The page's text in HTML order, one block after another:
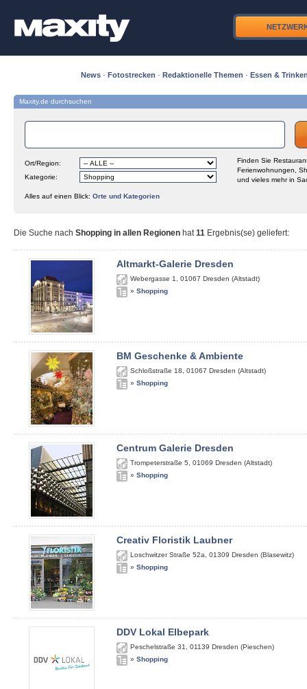
News · Fotostrecken · Redaktionelle Themen · Essen &
Maxity.de durchsuchen
Ort/Region:
Kategorie:
Finden Sie
Ferienwohnungen,
und vieles mehr in
Alles auf einen Blick: Orte und Kategorien
Die Suche nach Shopping in allen Regionen hat11 Ergebnis(se) geliefert:
Altmarkt-Galerie Dresden
Webergasse 1 01067 Dresden (Altstadt)
» Shopping
BM Geschenke & Ambiente
Schloßstraße 18 01067 Dresden (Altstadt)
» Shopping
Centrum Galerie Dresden
Trompeterstraße 5 01069 Dresden (Altstadt)
» Shopping
Creativ Floristik Laubner
Loschwitzer Straße 52a 01309 Dresden (Blasewitz)
» Shopping
DDV Lokal Elbepark
Peschelstraße 31 01139 Dresden (Pieschen)
» Shopping